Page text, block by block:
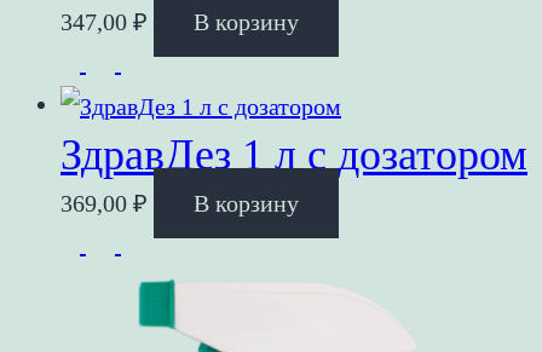
347,00 ₽ В корзину
ЗдравДез 1 л с дозатором
369,00 ₽ В корзину